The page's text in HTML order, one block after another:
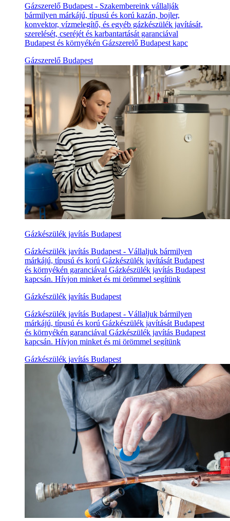
Gázszerelő Budapest - Szakembereink vállalják
bármilyen márkájú, típusú és korú kazán, bojler,
konvektor, vízmelegítő, és egyéb gázkészülék javítását,
szerelését, cseréjét és karbantartását garanciával
Budapest és környékén Gázszerelő Budapest kapc
Gázszerelő Budapest
Gázkészülék javítás Budapest
Gázkészülék javítás Budapest - Vállaljuk bármilyen
márkájú, típusú és korú Gázkészülék javítását Budapest
és környékén garanciával Gázkészülék javítás Budapest
kapcsán. Hívjon minket és mi örömmel segítünk
Gázkészülék javítás Budapest
Gázkészülék javítás Budapest - Vállaljuk bármilyen
márkájú, típusú és korú Gázkészülék javítását Budapest
és környékén garanciával Gázkészülék javítás Budapest
kapcsán. Hívjon minket és mi örömmel segítünk
Gázkészülék javítás Budapest